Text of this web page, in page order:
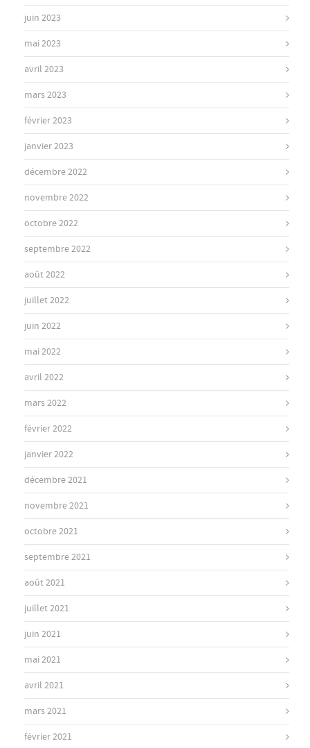
juin 2023
mai 2023
avril 2023
mars 2023
février 2023
janvier 2023
décembre 2022
novembre 2022
octobre 2022
septembre 2022
août 2022
juillet 2022
juin 2022
mai 2022
avril 2022
mars 2022
février 2022
janvier 2022
décembre 2021
novembre 2021
octobre 2021
septembre 2021
août 2021
juillet 2021
juin 2021
mai 2021
avril 2021
mars 2021
février 2021